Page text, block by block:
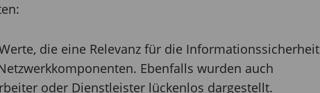
die eine Relevanz für die Informationssicherheit
Ebenfalls wurden auch
oder Dienstleister lückenlos dargestellt.